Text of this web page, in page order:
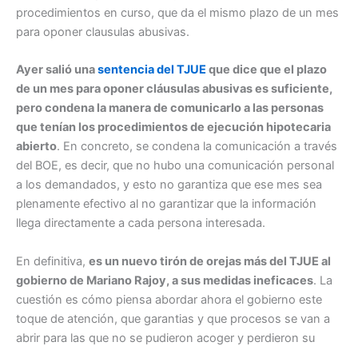
procedimientos en curso, que da el mismo plazo de un mes
para oponer clausulas abusivas.
Ayer salió unasentencia del TJUE que dice que el plazo
de un mes para oponer cláusulas abusivas es suficiente,
pero condena la manera de comunicarlo a las personas
que tenían los procedimientos de ejecución hipotecaria
abierto. En concreto, se condena la comunicación a través
del BOE, es decir, que no hubo una comunicación personal
a los demandados, y esto no garantiza que ese mes sea
plenamente efectivo al no garantizar que la información
llega directamente a cada persona interesada.
En definitiva, es un nuevo tirón de orejas más del TJUE al
gobierno de Mariano Rajoy, a sus medidas ineficaces. La
cuestión es cómo piensa abordar ahora el gobierno este
toque de atención, que garantias y que procesos se van a
abrir para las que no se pudieron acoger y perdieron su